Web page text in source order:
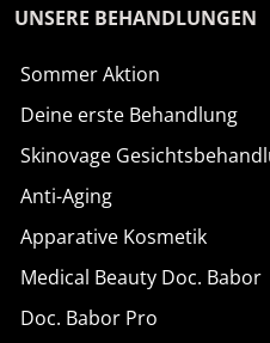
UNSERE BEHANDLUNGEN
Sommer Aktion
Deine erste Behandlung
Skinovage
Anti-Aging
Apparative Kosmetik
Medical Beauty Doc. Babor
Doc. Babor Pro